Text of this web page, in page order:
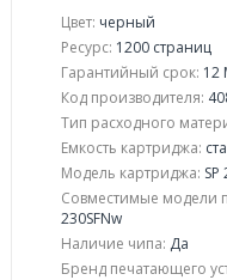
Цвет: черный
Ресурс: 1200 страниц
Гарантийный срок: 12
Код производителя:
Тип расходного
Емкость картриджа:
Модель картриджа: SP
Совместимые модели
230SFNw
Наличие чипа: Да
Бренд печатающего